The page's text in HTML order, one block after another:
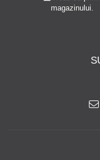
magazinului.